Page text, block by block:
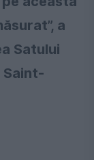
a
Satului
Saint-